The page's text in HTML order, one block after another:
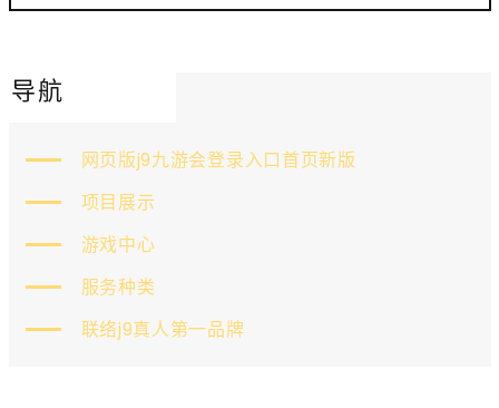
导航
网页版j9九游会登录入口首页新版
项目展示
游戏中心
服务种类
联络j9真人第一品牌